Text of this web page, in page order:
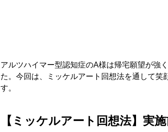
アルツハイマー型認知症のA様は帰宅願望が強
た。今回は、ミッケルアート回想法を通して笑
す。
【ミッケルアート回想法】実